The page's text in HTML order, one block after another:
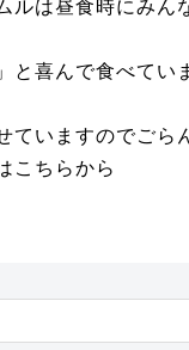
と喜んで食べてい
ていますのでごら
こちらから